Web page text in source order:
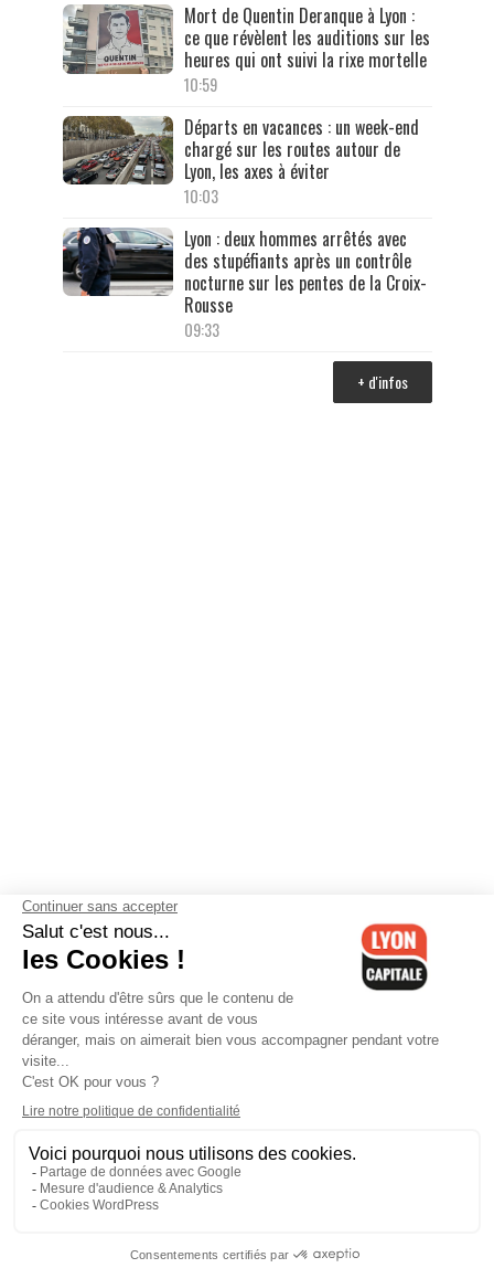
Mort de Quentin Deranque à Lyon :
ce que révèlent les auditions sur les
heures qui ont suivi la rixe mortelle
10:59
Départs en vacances : un week-end
chargé sur les routes autour de
Lyon, les axes à éviter
10:03
Lyon : deux hommes arrêtés avec
des stupéfiants après un contrôle
nocturne sur les pentes de la Croix-
Rousse
09:33
+ d'infos
Contactez-nous-Mentions légales-CGV-Politique de
confidentialité-Gestion des cookies